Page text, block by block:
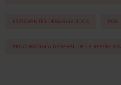
ESTUDIANTES DESAPARECIDOS PGR
PROCURADURÍA GENERAL DE LA REPÚBLICA